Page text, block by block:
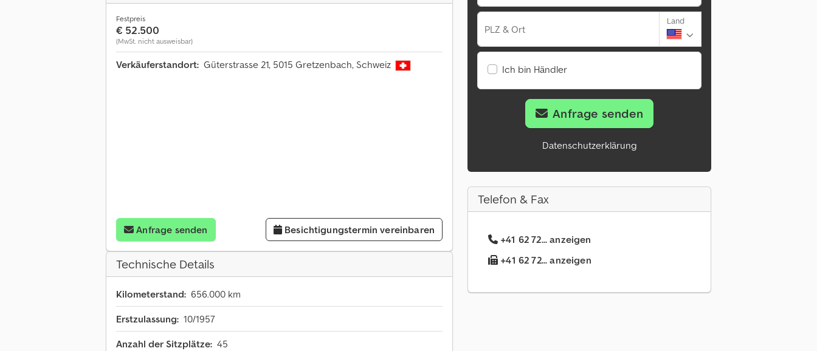
Festpreis
€ 52.500
(MwSt. nicht ausweisbar)
Verkäuferstandort: Güterstrasse 21, 5015 Gretzenbach, Schweiz
Anfrage senden Besichtigungstermin vereinbaren
Technische Details
Kilometerstand: 656.000 km
Erstzulassung: 10/1957
Anzahl der Sitzplätze: 45
PLZ & Ort
Land
Ich bin Händler
Anfrage senden
Datenschutzerklärung
Telefon & Fax
+41 62 72... anzeigen
+41 62 72... anzeigen